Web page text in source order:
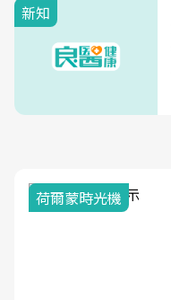
新知
荷爾蒙時光機